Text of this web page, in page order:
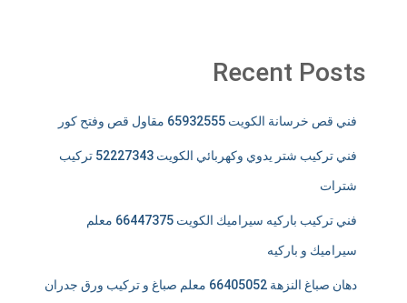
Recent Posts
فني قص خرسانة الكويت 65932555 مقاول قص وفتح كور
فني تركيب شتر يدوي وكهربائي الكويت 52227343 تركيب
شترات
فني تركيب باركيه سيراميك الكويت 66447375 معلم
سيراميك و باركيه
دهان صباغ النزهة 66405052 معلم صباغ و تركيب ورق جدران